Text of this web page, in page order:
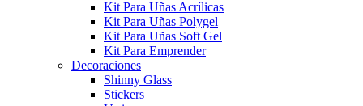
Kit Para Uñas Acrílicas
Kit Para Uñas Polygel
Kit Para Uñas Soft Gel
Kit Para Emprender
Decoraciones
Shinny Glass
Stickers